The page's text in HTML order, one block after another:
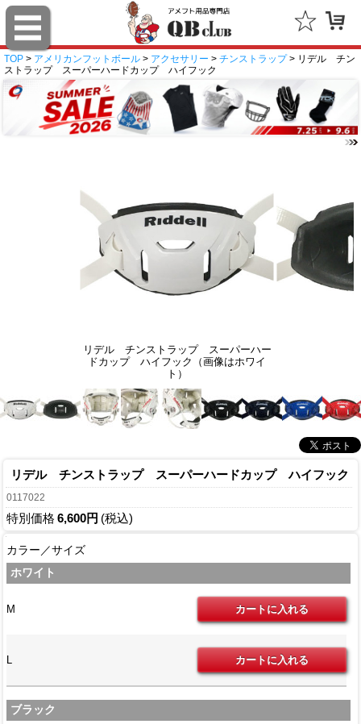
TOP > アメリカンフットボール > アクセサリー > チンストラップ> リデル チン
ストラップ スーパーハードカップ ハイフック
リデル チンストラップ スーパーハー
ドカップ ハイフック（画像はホワイ
ト）
リデル チンストラップ スーパーハードカップ ハイフック
0117022
特別価格 6,600円 (税込)
カラー／サイズ
ホワイト
M
L
ブラック